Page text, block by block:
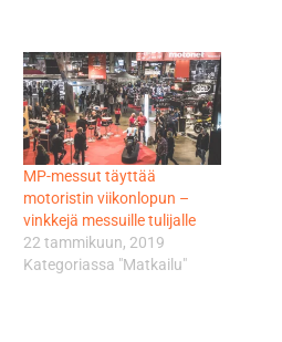
MP-messut täyttää
motoristin viikonlopun –
vinkkejä messuille tulijalle
22 tammikuun, 2019
Kategoriassa "Matkailu"